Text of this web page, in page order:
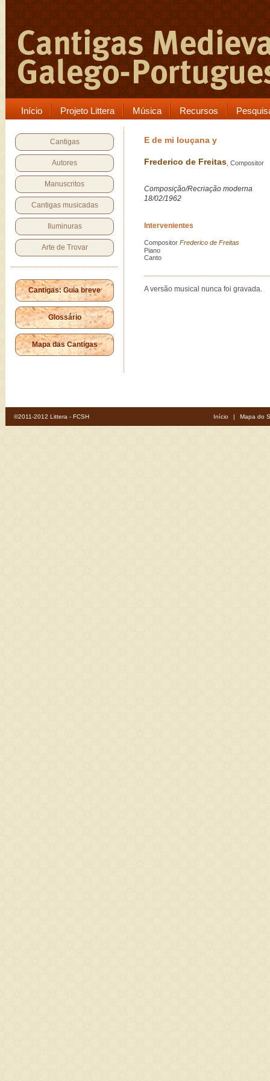
Início Projeto Littera Música Recursos
Cantigas
Autores
Manuscritos
Cantigas musicadas
Iluminuras
Arte de Trovar
Cantigas: Guia breve
Glossário
Mapa das Cantigas
E de mi louçana y
Frederico de Freitas , Compositor
Composição/Recriação moderna
18/02/1962
Intervenientes
Compositor Frederico de Freitas
Piano
Canto
A versão musical nunca foi gravada.
©2011-2012 Littera - FCSH Início | Mapa do